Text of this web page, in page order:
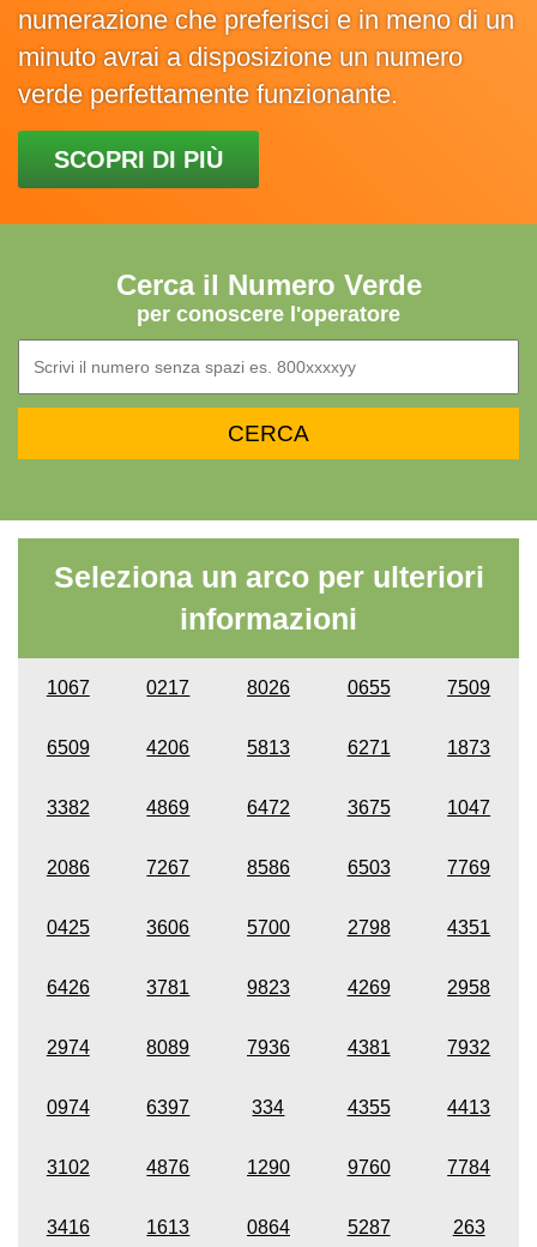
numerazione che preferisci e in meno di un
minuto avrai a disposizione un numero
verde perfettamente funzionante.
SCOPRI DI PIÙ
Cerca il Numero Verde
per conoscere l'operatore
Seleziona un arco per ulteriori
informazioni
1067 0217 8026 0655 7509
6509 4206 5813 6271 1873
3382 4869 6472 3675 1047
2086 7267 8586 6503 7769
0425 3606 5700 2798 4351
6426 3781 9823 4269 2958
2974 8089 7936 4381 7932
0974 6397 334 4355 4413
3102 4876 1290 9760 7784
3416 1613 0864 5287 263